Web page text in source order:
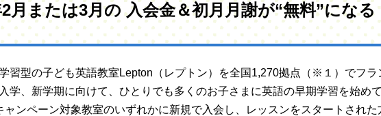
月または3月の 入会金＆初月月謝が“無料”にな
習型の子ども英語教室Lepton（レプトン）を全国1,270拠点（※１）でフ
学、新学期に向けて、ひとりでも多くのお子さまに英語の早期学習を始め
ャンペーン対象教室のいずれかに新規で入会し、レッスンをスタートされ